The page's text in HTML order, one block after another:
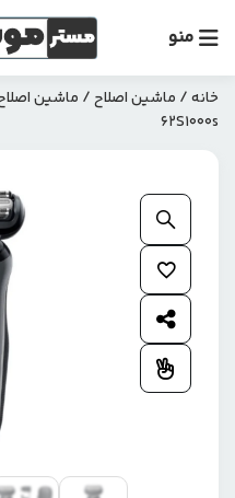
منو
خانه/ ماشین اصلاح
62S1000s
افزودن به علاقمندی ها
اشتراک گذاری محصول